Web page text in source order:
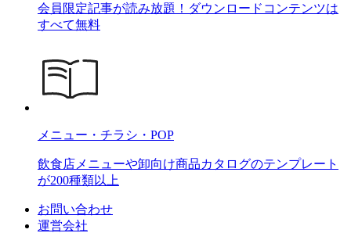
会員限定記事が読み放題！ダウンロードコンテンツは
すべて無料
メニュー・チラシ・POP
飲食店メニューや卸向け商品カタログのテンプレート
が200種類以上
お問い合わせ
運営会社